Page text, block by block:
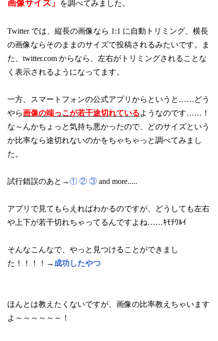
画像サイズ」
を調べてみました。
Twitter では、縦長の画像なら 1:1 に自動トリミング、横長
の画像ならそのままのサイズで投稿されるみたいです。ま
た、twitter.com からなら、左右がトリミングされることな
く表示されるようになってます。
一方、スマートフォンの公式アプリからというと……どう
やら画像の端っこが若干途切れているようなのです……！
な～んかちょっと気持ち悪かったので、どのサイズという
か比率なら途切れないのかをちゃちゃっと調べてみまし
た。
試行錯誤のあと→① ② ③ and more.....
アプリで見てもらえればわかるのですが、どうしても左右
や上下が若干切れちゃってるんですよね……ｷﾓﾁﾜﾙｲ
そんなこんなで、やっと見つけることができまし
た！！！！→ 成功したやつ
ほんとは教えたくないですが、画像の比率教えちゃいます
よ～～～～～～！